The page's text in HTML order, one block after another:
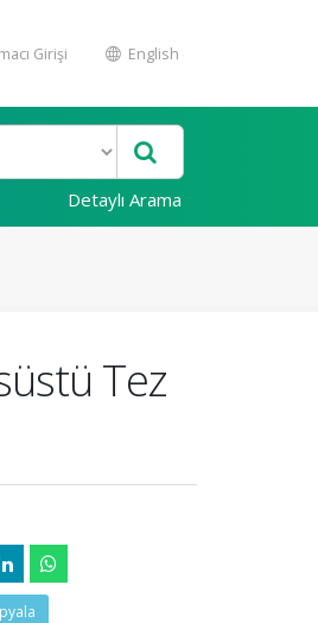
Girişi English
Detaylı Arama
Tez